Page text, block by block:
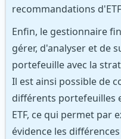
recommandations
Enfin, le gestionnaire
gérer, d'analyser et de
portefeuille avec la
Il est ainsi possible de
différents portefeuilles
ETF, ce qui permet par
évidence les